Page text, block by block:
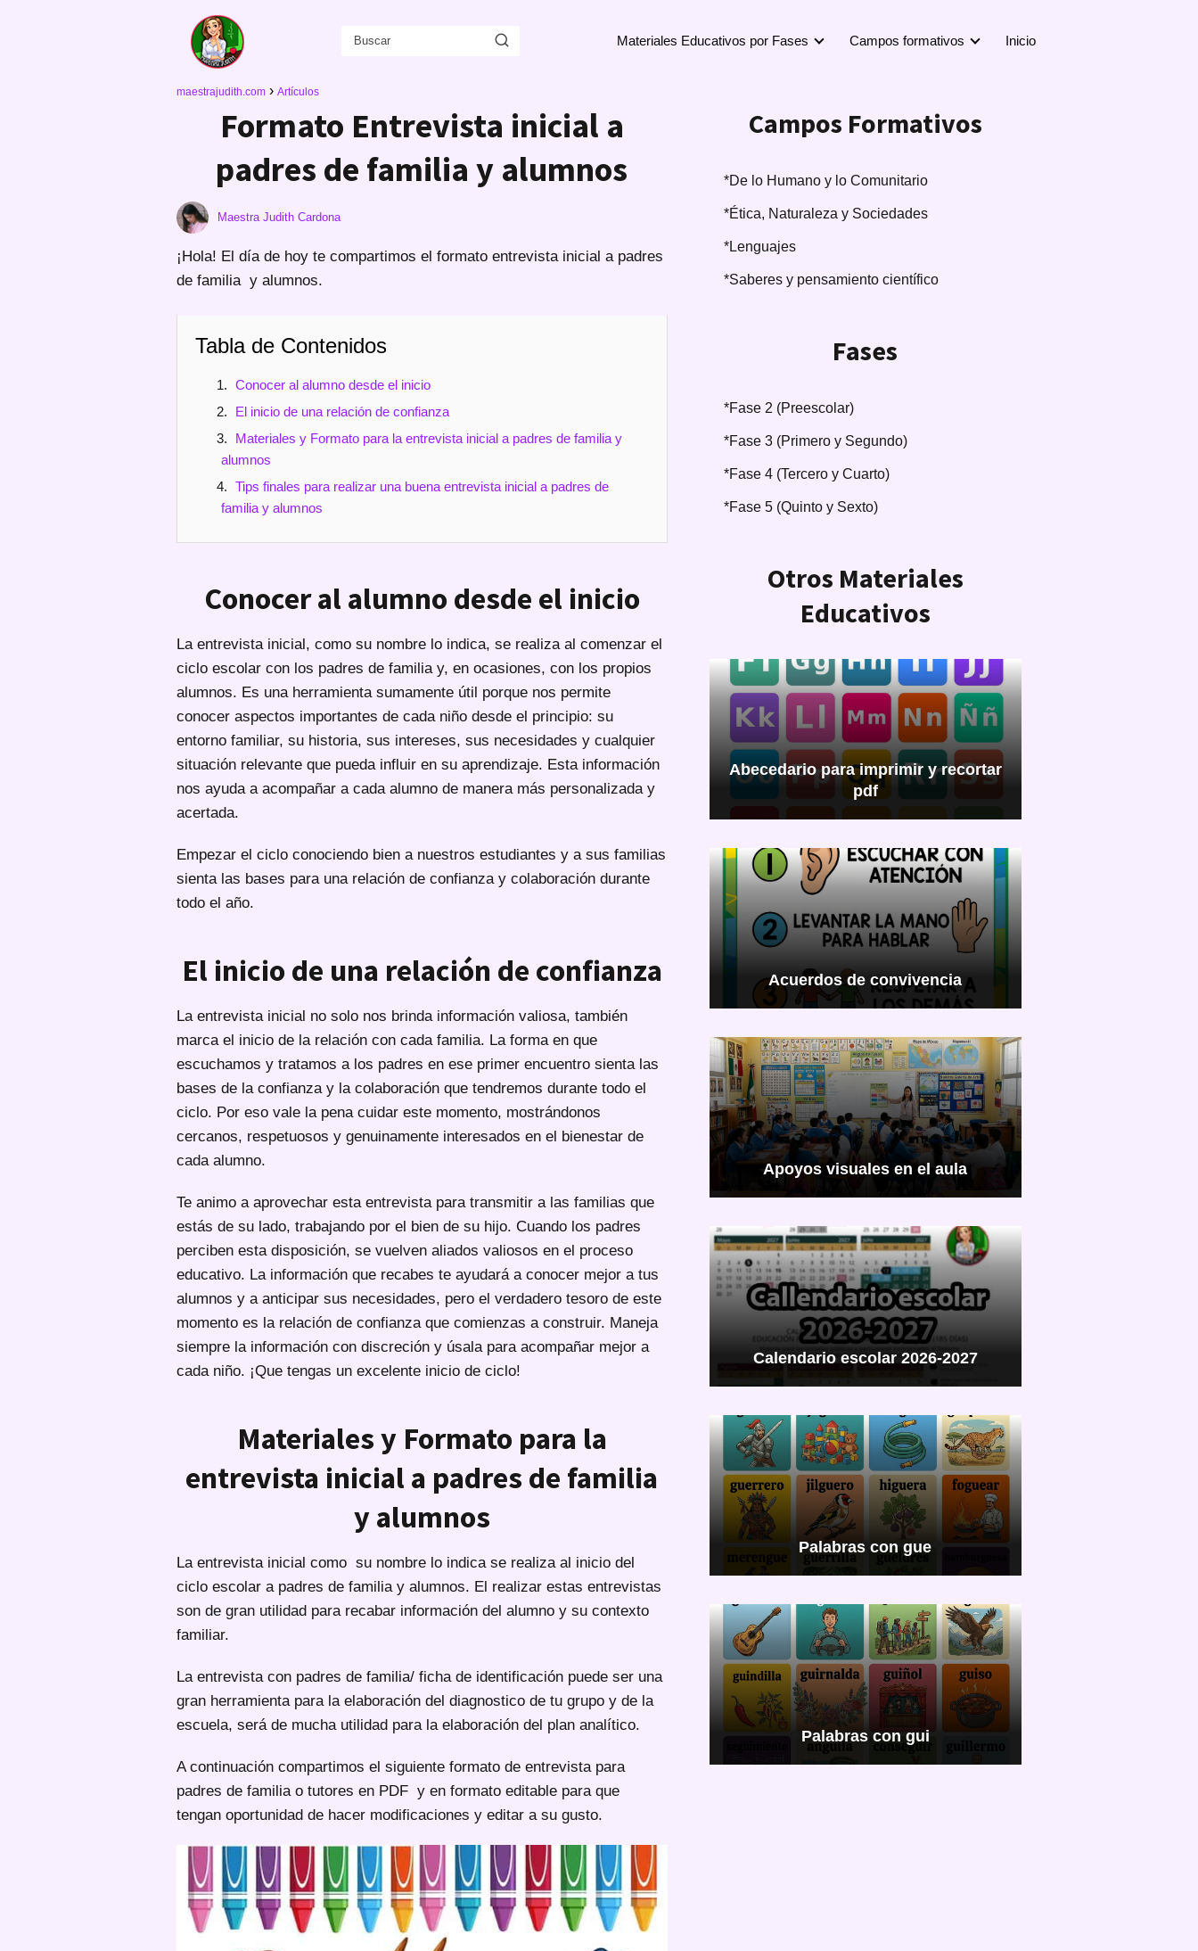
Materiales Educativos por Fases Campos formativos Inicio
maestrajudith.com Artículos
Formato Entrevista inicial a
padres de familia y alumnos
Maestra Judith Cardona
¡Hola! El día de hoy te compartimos el formato entrevista inicial a padres
de familia y alumnos.
Tabla de Contenidos
Conocer al alumno desde el inicio
El inicio de una relación de confianza
Materiales y Formato para la entrevista inicial a padres de familia y
alumnos
Tips finales para realizar una buena entrevista inicial a padres de
familia y alumnos
Conocer al alumno desde el inicio
La entrevista inicial, como su nombre lo indica, se realiza al comenzar el
ciclo escolar con los padres de familia y, en ocasiones, con los propios
alumnos. Es una herramienta sumamente útil porque nos permite
conocer aspectos importantes de cada niño desde el principio: su
entorno familiar, su historia, sus intereses, sus necesidades y cualquier
situación relevante que pueda influir en su aprendizaje. Esta información
nos ayuda a acompañar a cada alumno de manera más personalizada y
acertada.
Empezar el ciclo conociendo bien a nuestros estudiantes y a sus familias
sienta las bases para una relación de confianza y colaboración durante
todo el año.
El inicio de una relación de confianza
La entrevista inicial no solo nos brinda información valiosa, también
marca el inicio de la relación con cada familia. La forma en que
escuchamos y tratamos a los padres en ese primer encuentro sienta las
bases de la confianza y la colaboración que tendremos durante todo el
ciclo. Por eso vale la pena cuidar este momento, mostrándonos
cercanos, respetuosos y genuinamente interesados en el bienestar de
cada alumno.
Te animo a aprovechar esta entrevista para transmitir a las familias que
estás de su lado, trabajando por el bien de su hijo. Cuando los padres
perciben esta disposición, se vuelven aliados valiosos en el proceso
educativo. La información que recabes te ayudará a conocer mejor a tus
alumnos y a anticipar sus necesidades, pero el verdadero tesoro de este
momento es la relación de confianza que comienzas a construir. Maneja
siempre la información con discreción y úsala para acompañar mejor a
cada niño. ¡Que tengas un excelente inicio de ciclo!
Materiales y Formato para la
entrevista inicial a padres de familia
y alumnos
La entrevista inicial como su nombre lo indica se realiza al inicio del
ciclo escolar a padres de familia y alumnos. El realizar estas entrevistas
son de gran utilidad para recabar información del alumno y su contexto
familiar.
La entrevista con padres de familia/ ficha de identificación puede ser una
gran herramienta para la elaboración del diagnostico de tu grupo y de la
escuela, será de mucha utilidad para la elaboración del plan analítico.
A continuación compartimos el siguiente formato de entrevista para
padres de familia o tutores en PDF y en formato editable para que
tengan oportunidad de hacer modificaciones y editar a su gusto.
Campos Formativos
*De lo Humano y lo Comunitario
*Ética, Naturaleza y Sociedades
*Lenguajes
*Saberes y pensamiento científico
Fases
*Fase 2 (Preescolar)
*Fase 3 (Primero y Segundo)
*Fase 4 (Tercero y Cuarto)
*Fase 5 (Quinto y Sexto)
Otros Materiales
Educativos
Abecedario para imprimir y recortar
pdf
Acuerdos de convivencia
Apoyos visuales en el aula
Calendario escolar 2026-2027
Palabras con gue
Palabras con gui